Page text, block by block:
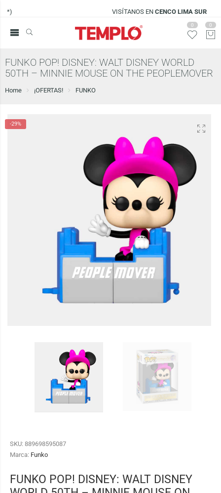
VISÍTANOS ENCENCO LIMA SUR
0 0
FUNKO POP! DISNEY: WALT DISNEY WORLD
50TH – MINNIE MOUSE ON THE PEOPLEMOVER
Home ¡OFERTAS! FUNKO
-29%
SKU: 889698595087
Marca: Funko
FUNKO POP! DISNEY: WALT DISNEY